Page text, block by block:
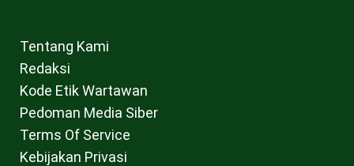
Tentang Kami
Redaksi
Kode Etik Wartawan
Pedoman Media Siber
Terms Of Service
Kebijakan Privasi